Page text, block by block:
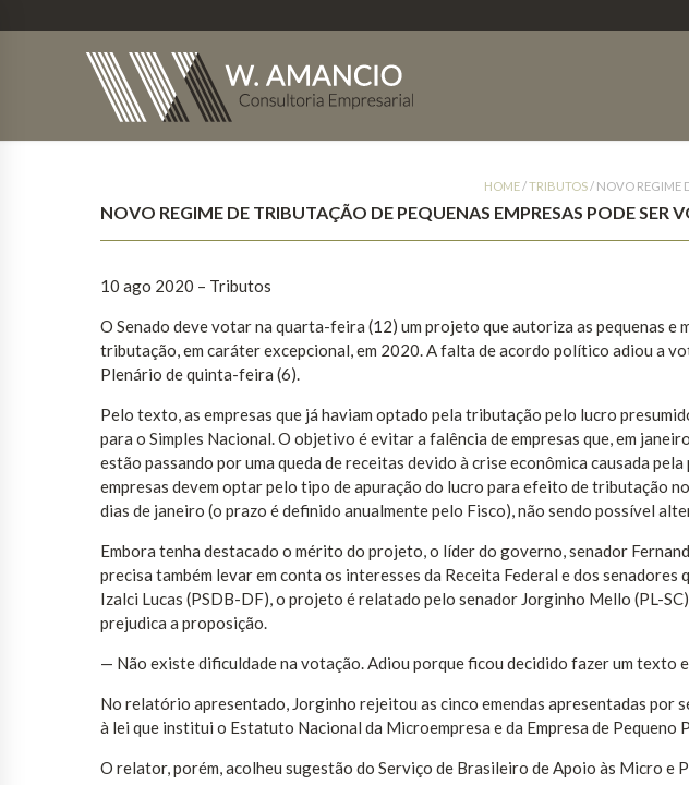
HOME/TRIBUTOS/ NOVO REGIME
NOVO REGIME DE TRIBUTAÇÃO DE PEQUENAS EMPRESAS PODE SER
10 ago 2020 – Tributos
O Senado deve votar na quarta-feira (12) um projeto que autoriza as pequenas e
tributação, em caráter excepcional, em 2020. A falta de acordo político adiou a
Plenário de quinta-feira (6).
Pelo texto, as empresas que já haviam optado pela tributação pelo lucro
para o Simples Nacional. O objetivo é evitar a falência de empresas que, em
estão passando por uma queda de receitas devido à crise econômica causada
empresas devem optar pelo tipo de apuração do lucro para efeito de tributação
dias de janeiro (o prazo é definido anualmente pelo Fisco), não sendo possível
Embora tenha destacado o mérito do projeto, o líder do governo, senador
precisa também levar em conta os interesses da Receita Federal e dos
Izalci Lucas (PSDB-DF), o projeto é relatado pelo senador Jorginho Mello (PL-
prejudica a proposição.
— Não existe dificuldade na votação. Adiou porque ficou decidido fazer um texto
No relatório apresentado, Jorginho rejeitou as cinco emendas apresentadas por
à lei que institui o Estatuto Nacional da Microempresa e da Empresa de Pequeno
O relator, porém, acolheu sugestão do Serviço de Brasileiro de Apoio às Micro e